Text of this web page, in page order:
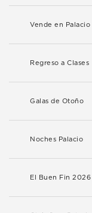
Vende en Palacio
Regreso a Clases
Galas de Otoño
Noches Palacio
El Buen Fin 2026